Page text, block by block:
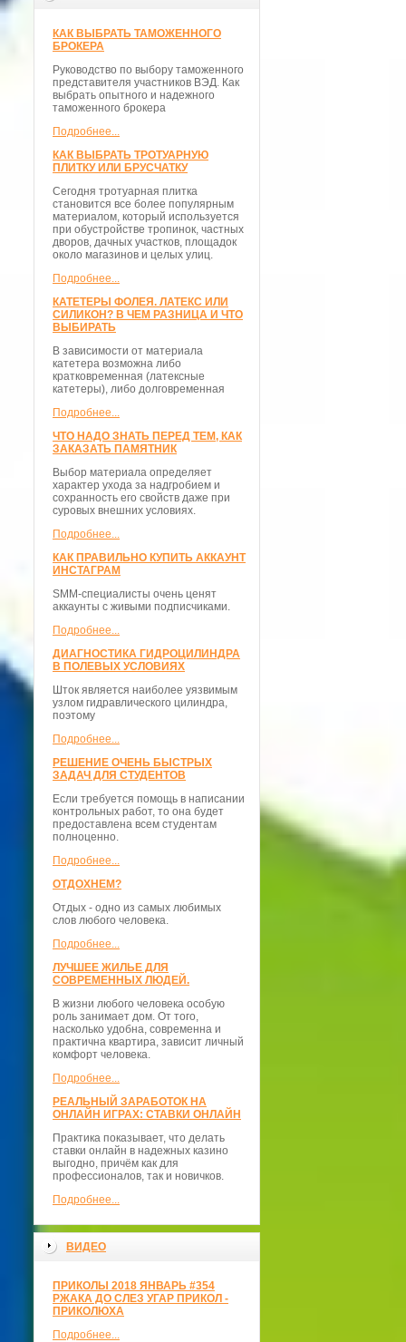
КАК ВЫБРАТЬ ТАМОЖЕННОГО
БРОКЕРА
Руководство по выбору таможенного
представителя участников ВЭД. Как
выбрать опытного и надежного
таможенного брокера
Подробнее...
КАК ВЫБРАТЬ ТРОТУАРНУЮ
ПЛИТКУ ИЛИ БРУСЧАТКУ
Сегодня тротуарная плитка
становится все более популярным
материалом, который используется
при обустройстве тропинок, частных
дворов, дачных участков, площадок
около магазинов и целых улиц.
Подробнее...
КАТЕТЕРЫ ФОЛЕЯ. ЛАТЕКС ИЛИ
СИЛИКОН? В ЧЕМ РАЗНИЦА И ЧТО
ВЫБИРАТЬ
В зависимости от материала
катетера возможна либо
кратковременная (латексные
катетеры), либо долговременная
Подробнее...
ЧТО НАДО ЗНАТЬ ПЕРЕД ТЕМ, КАК
ЗАКАЗАТЬ ПАМЯТНИК
Выбор материала определяет
характер ухода за надгробием и
сохранность его свойств даже при
суровых внешних условиях.
Подробнее...
КАК ПРАВИЛЬНО КУПИТЬ АККАУНТ
ИНСТАГРАМ
SMM-специалисты очень ценят
аккаунты с живыми подписчиками.
Подробнее...
ДИАГНОСТИКА ГИДРОЦИЛИНДРА
В ПОЛЕВЫХ УСЛОВИЯХ
Шток является наиболее уязвимым
узлом гидравлического цилиндра,
поэтому
Подробнее...
РЕШЕНИЕ ОЧЕНЬ БЫСТРЫХ
ЗАДАЧ ДЛЯ СТУДЕНТОВ
Если требуется помощь в написании
контрольных работ, то она будет
предоставлена всем студентам
полноценно.
Подробнее...
ОТДОХНЕМ?
Отдых - одно из самых любимых
слов любого человека.
Подробнее...
ЛУЧШЕЕ ЖИЛЬЕ ДЛЯ
СОВРЕМЕННЫХ ЛЮДЕЙ.
В жизни любого человека особую
роль занимает дом. От того,
насколько удобна, современна и
практична квартира, зависит личный
комфорт человека.
Подробнее...
РЕАЛЬНЫЙ ЗАРАБОТОК НА
ОНЛАЙН ИГРАХ: СТАВКИ ОНЛАЙН
Практика показывает, что делать
ставки онлайн в надежных казино
выгодно, причём как для
профессионалов, так и новичков.
Подробнее...
ВИДЕО
ПРИКОЛЫ 2018 ЯНВАРЬ #354
РЖАКА ДО СЛЕЗ УГАР ПРИКОЛ -
ПРИКОЛЮХА
Подробнее...